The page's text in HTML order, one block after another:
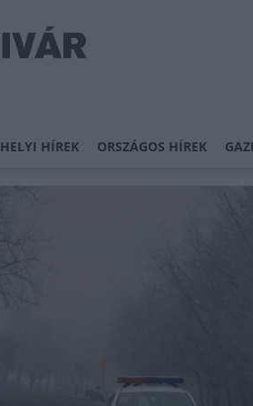
HELYI HÍREK ORSZÁGOS HÍREK